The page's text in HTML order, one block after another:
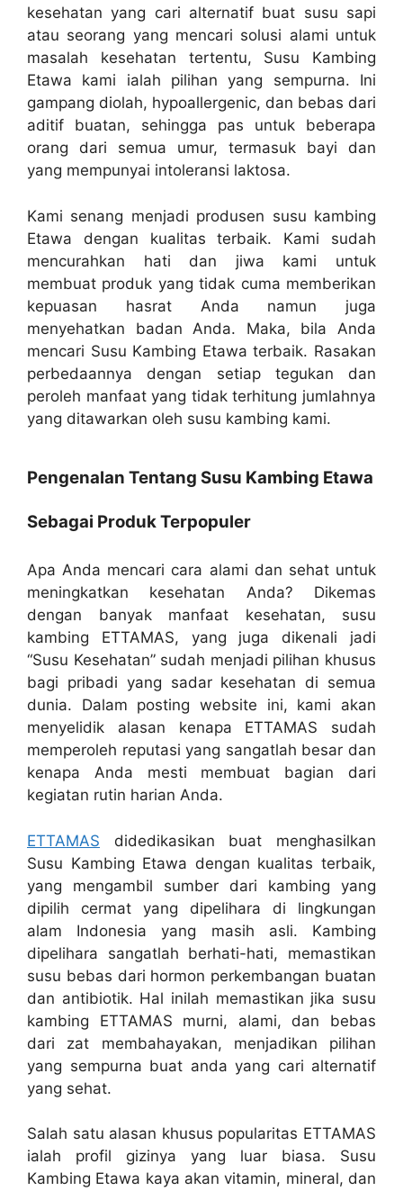
kesehatan yang cari alternatif buat susu sapi
atau seorang yang mencari solusi alami untuk
masalah kesehatan tertentu, Susu Kambing
Etawa kami ialah pilihan yang sempurna. Ini
gampang diolah, hypoallergenic, dan bebas dari
aditif buatan, sehingga pas untuk beberapa
orang dari semua umur, termasuk bayi dan
yang mempunyai intoleransi laktosa.
Kami senang menjadi produsen susu kambing
Etawa dengan kualitas terbaik. Kami sudah
mencurahkan hati dan jiwa kami untuk
membuat produk yang tidak cuma memberikan
kepuasan hasrat Anda namun juga
menyehatkan badan Anda. Maka, bila Anda
mencari Susu Kambing Etawa terbaik. Rasakan
perbedaannya dengan setiap tegukan dan
peroleh manfaat yang tidak terhitung jumlahnya
yang ditawarkan oleh susu kambing kami.
Pengenalan Tentang Susu Kambing Etawa
Sebagai Produk Terpopuler
Apa Anda mencari cara alami dan sehat untuk
meningkatkan kesehatan Anda? Dikemas
dengan banyak manfaat kesehatan, susu
kambing ETTAMAS, yang juga dikenali jadi
“Susu Kesehatan” sudah menjadi pilihan khusus
bagi pribadi yang sadar kesehatan di semua
dunia. Dalam posting website ini, kami akan
menyelidik alasan kenapa ETTAMAS sudah
memperoleh reputasi yang sangatlah besar dan
kenapa Anda mesti membuat bagian dari
kegiatan rutin harian Anda.
ETTAMAS didedikasikan buat menghasilkan
Susu Kambing Etawa dengan kualitas terbaik,
yang mengambil sumber dari kambing yang
dipilih cermat yang dipelihara di lingkungan
alam Indonesia yang masih asli. Kambing
dipelihara sangatlah berhati-hati, memastikan
susu bebas dari hormon perkembangan buatan
dan antibiotik. Hal inilah memastikan jika susu
kambing ETTAMAS murni, alami, dan bebas
dari zat membahayakan, menjadikan pilihan
yang sempurna buat anda yang cari alternatif
yang sehat.
Salah satu alasan khusus popularitas ETTAMAS
ialah profil gizinya yang luar biasa. Susu
Kambing Etawa kaya akan vitamin, mineral, dan